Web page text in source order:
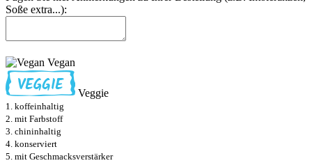
Soße extra...):
Vegan
Veggie
1. koffeinhaltig
2. mit Farbstoff
3. chininhaltig
4. konserviert
5. mit Geschmacksverstärker